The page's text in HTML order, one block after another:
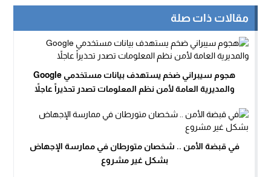
مقالات ذات صلة
هجوم سيبراني ضخم يستهدف بيانات مستخدمي Google
والمديرية العامة لأمن نظم المعلومات تصدر تحذيراً عاجلاً
في قبضة الأمن .. شخصان متورطان في ممارسة الإجهاض
بشكل غير مشروع